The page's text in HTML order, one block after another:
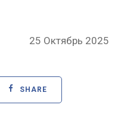
Posted
25 Октябрь 2025
SHARE